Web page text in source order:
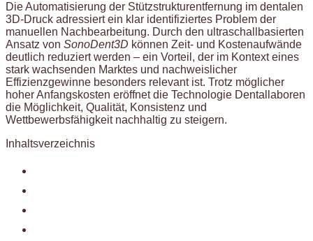
Die Automatisierung der Stützstrukturentfernung im dentalen
3D-Druck adressiert ein klar identifiziertes Problem der
manuellen Nachbearbeitung. Durch den ultraschallbasierten
Ansatz von SonoDent3D können Zeit- und Kostenaufwände
deutlich reduziert werden – ein Vorteil, der im Kontext eines
stark wachsenden Marktes und nachweislicher
Effizienzgewinne besonders relevant ist. Trotz möglicher
hoher Anfangskosten eröffnet die Technologie Dentallaboren
die Möglichkeit, Qualität, Konsistenz und
Wettbewerbsfähigkeit nachhaltig zu steigern.
Inhaltsverzeichnis